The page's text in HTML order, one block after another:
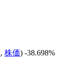
, 株価) -38.698%